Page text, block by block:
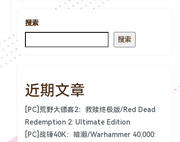
搜索
搜索
近期文章
[PC]荒野大镖客2：救赎终极版/Red Dead
Redemption 2: Ultimate Edition
[PC]战锤40K：暗潮/Warhammer 40,000: